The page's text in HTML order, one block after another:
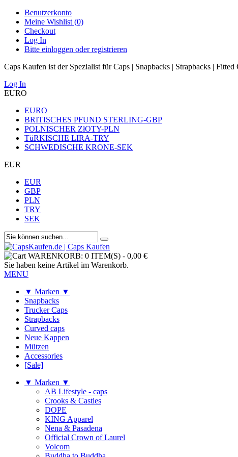
Benutzerkonto
Meine Wishlist (0)
Checkout
Log In
Bitte einloggen oder registrieren
Caps Kaufen ist der Spezialist für Caps | Snapbacks | Strapbacks |
Log In
EURO
EURO
BRITISCHES PFUND STERLING-GBP
POLNISCHER ZłOTY-PLN
TüRKISCHE LIRA-TRY
SCHWEDISCHE KRONE-SEK
EUR
EUR
GBP
PLN
TRY
SEK
WARENKORB: 0 ITEM(S) - 0,00 €
Sie haben keine Artikel im Warenkorb.
MENU
▼ Marken ▼
Snapbacks
Trucker Caps
Strapbacks
Curved caps
Neue Kappen
Mützen
Accessories
[Sale]
▼ Marken ▼
AB Lifestyle - caps
Crooks & Castles
DOPE
KING Apparel
Nena & Pasadena
Official Crown of Laurel
Volcom